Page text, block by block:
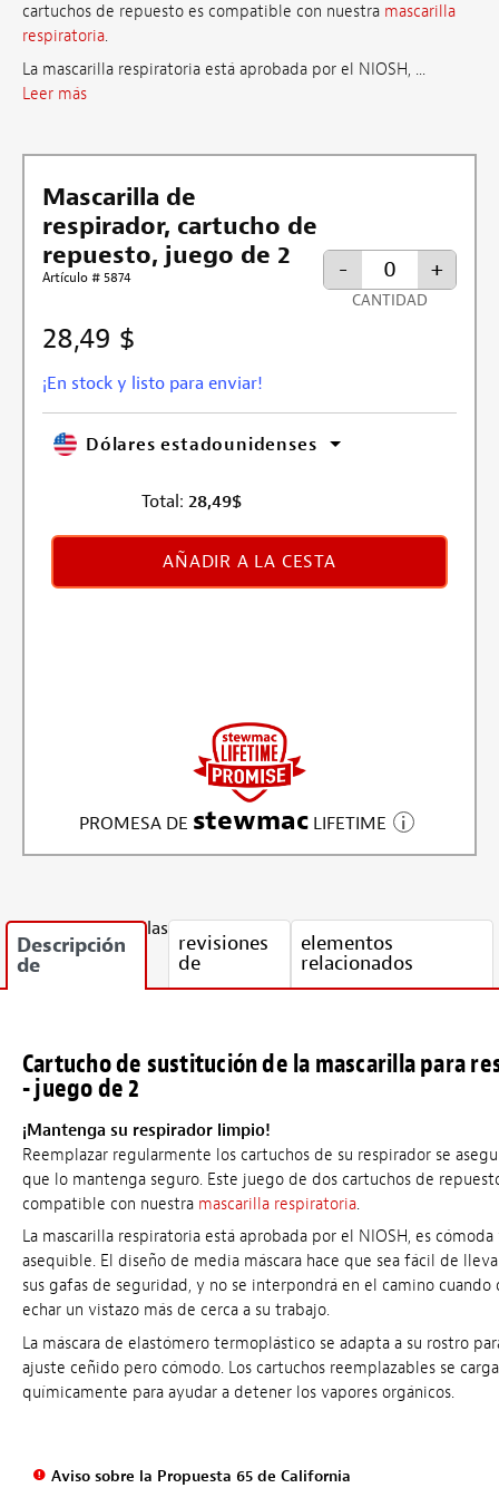
cartuchos de repuesto es compatible con nuestra mascarilla
respiratoria.
La mascarilla respiratoria está aprobada por el NIOSH, ...
Leer más
Mascarilla de
respirador, cartucho de
repuesto, juego de 2
Artículo # 5874
28,49 $
¡En stock y listo para enviar!
- +
CANTIDAD
Dólares estadounidenses
Total: 28,49$
AÑADIR A LA CESTA
PROMESA DE stewmacLIFETIME
Descripción
de
las
revisiones
de
elementos
relacionados
Cartucho de sustitución de la mascarilla para
- juego de 2
¡Mantenga su respirador limpio!
Reemplazar regularmente los cartuchos de su respirador se
que lo mantenga seguro. Este juego de dos cartuchos de
compatible con nuestra mascarilla respiratoria.
La mascarilla respiratoria está aprobada por el NIOSH, es cómoda
asequible. El diseño de media máscara hace que sea fácil de
sus gafas de seguridad, y no se interpondrá en el camino cuando
echar un vistazo más de cerca a su trabajo.
La máscara de elastómero termoplástico se adapta a su rostro
ajuste ceñido pero cómodo. Los cartuchos reemplazables se
químicamente para ayudar a detener los vapores orgánicos.
Aviso sobre la Propuesta 65 de California